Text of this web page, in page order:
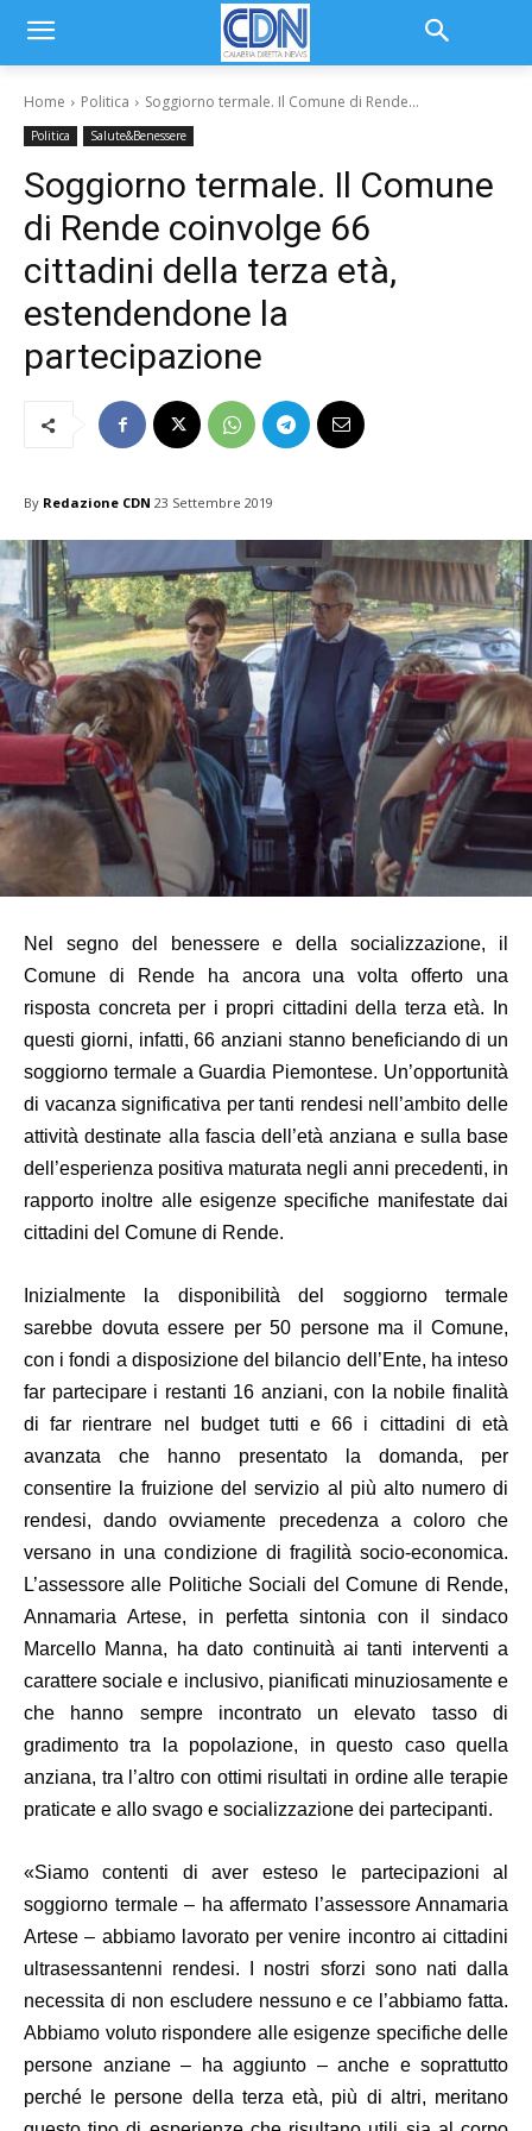
Home Politica Soggiorno termale. Il Comune di Rende...
Politica Salute&Benessere
Soggiorno termale. Il Comune
di Rende coinvolge 66
cittadini della terza età,
estendendone la
partecipazione
By Redazione CDN 23 Settembre 2019
Nel segno del benessere e della socializzazione, il
Comune di Rende ha ancora una volta offerto una
risposta concreta per i propri cittadini della terza età. In
questi giorni, infatti, 66 anziani stanno beneficiando di un
soggiorno termale a Guardia Piemontese. Un’opportunità
di vacanza significativa per tanti rendesi nell’ambito delle
attività destinate alla fascia dell’età anziana e sulla base
dell’esperienza positiva maturata negli anni precedenti, in
rapporto inoltre alle esigenze specifiche manifestate dai
cittadini del Comune di Rende.
Inizialmente la disponibilità del soggiorno termale
sarebbe dovuta essere per 50 persone ma il Comune,
con i fondi a disposizione del bilancio dell’Ente, ha inteso
far partecipare i restanti 16 anziani, con la nobile finalità
di far rientrare nel budget tutti e 66 i cittadini di età
avanzata che hanno presentato la domanda, per
consentire la fruizione del servizio al più alto numero di
rendesi, dando ovviamente precedenza a coloro che
versano in una condizione di fragilità socio-economica.
L’assessore alle Politiche Sociali del Comune di Rende,
Annamaria Artese, in perfetta sintonia con il sindaco
Marcello Manna, ha dato continuità ai tanti interventi a
carattere sociale e inclusivo, pianificati minuziosamente e
che hanno sempre incontrato un elevato tasso di
gradimento tra la popolazione, in questo caso quella
anziana, tra l’altro con ottimi risultati in ordine alle terapie
praticate e allo svago e socializzazione dei partecipanti.
«Siamo contenti di aver esteso le partecipazioni al
soggiorno termale – ha affermato l’assessore Annamaria
Artese – abbiamo lavorato per venire incontro ai cittadini
ultrasessantenni rendesi. I nostri sforzi sono nati dalla
necessita di non escludere nessuno e ce l’abbiamo fatta.
Abbiamo voluto rispondere alle esigenze specifiche delle
persone anziane – ha aggiunto – anche e soprattutto
perché le persone della terza età, più di altri, meritano